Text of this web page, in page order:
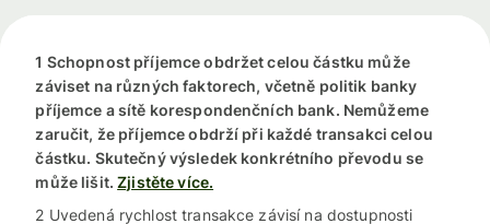
1 Schopnost příjemce obdržet celou částku může
záviset na různých faktorech, včetně politik banky
příjemce a sítě korespondenčních bank. Nemůžeme
zaručit, že příjemce obdrží při každé transakci celou
částku. Skutečný výsledek konkrétního převodu se
může lišit. Zjistěte více.
2 Uvedená rychlost transakce závisí na dostupnosti